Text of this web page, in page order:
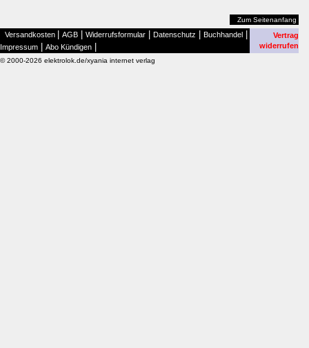
Zum Seitenanfang
Versandkosten AGB Widerrufsformular Datenschutz Buchhandel
Impressum Abo Kündigen
Vertrag
widerrufen
© 2000-2026 elektrolok.de/xyania internet verlag